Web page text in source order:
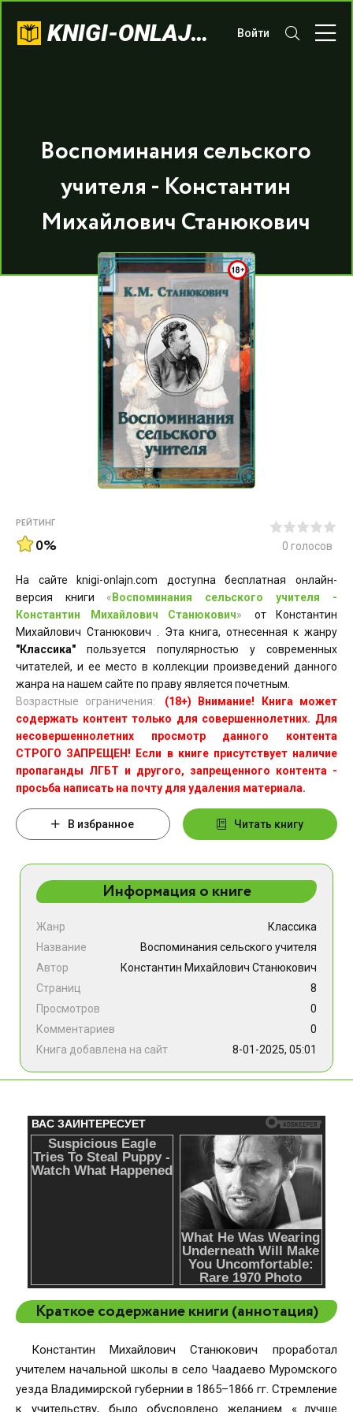
KNIGI-ONLAJN.COM Войти
Воспоминания сельского
учителя - Константин
Михайлович Станюкович
РЕЙТИНГ
0% 0 голосов
На сайте knigi-onlajn.com доступна бесплатная онлайн-
версия книги « Воспоминания сельского учителя -
Константин Михайлович Станюкович»
от Константин
Михайлович Станюкович . Эта книга, отнесенная к жанру
"Классика" пользуется популярностью у современных
читателей, и ее место в коллекции произведений данного
жанра на нашем сайте по праву является почетным.
Возрастные ограничения:
(18+) Внимание! Книга может
содержать контент только для совершеннолетних. Для
несовершеннолетних просмотр данного контента
СТРОГО ЗАПРЕЩЕН! Если в книге присутствует наличие
пропаганды ЛГБТ и другого, запрещенного контента -
просьба написать на почту для удаления материала.
В избранное Читать книгу
Информация о книге
Жанр
Классика
Название
Воспоминания сельского учителя
Автор
Константин Михайлович Станюкович
Страниц
8
Просмотров
0
Комментариев
0
Книга добавлена на сайт
8-01-2025, 05:01
Краткое содержание книги (аннотация)
Константин Михайлович Станюкович проработал
учителем начальной школы в село Чаадаево Муромского
уезда Владимирской губернии в 1865–1866 гг. Стремление
к учительству, было обусловлено желанием «…лучше